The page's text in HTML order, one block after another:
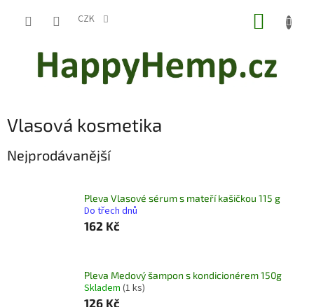
CZK
Vlasová kosmetika
Nejprodávanější
Pleva Vlasové sérum s mateří kašičkou 115 g
Do třech dnů
162 Kč
Pleva Medový šampon s kondicionérem 150g
Skladem (1 ks)
126 Kč